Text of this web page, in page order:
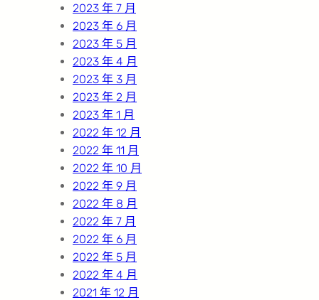
2023 年 7 月
2023 年 6 月
2023 年 5 月
2023 年 4 月
2023 年 3 月
2023 年 2 月
2023 年 1 月
2022 年 12 月
2022 年 11 月
2022 年 10 月
2022 年 9 月
2022 年 8 月
2022 年 7 月
2022 年 6 月
2022 年 5 月
2022 年 4 月
2021 年 12 月